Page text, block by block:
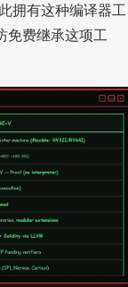
拥有这种编译器工
免费继承这项工